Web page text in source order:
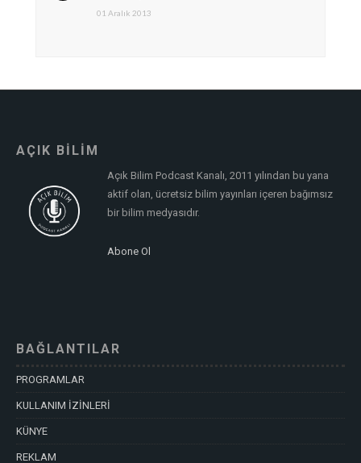
01 Aralık 2013
AÇIK BİLİM
Açık Bilim Podcast Kanalı, 2011 yılından bu yana
aktif olan, ücretsiz bilim yayınları içeren bağımsız
bir bilim medyasıdır.
Abone Ol
BAĞLANTILAR
PROGRAMLAR
KULLANIM İZİNLERİ
KÜNYE
REKLAM